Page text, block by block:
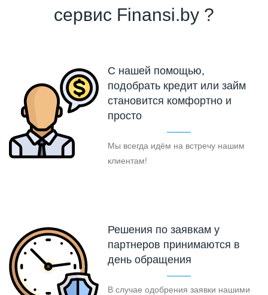
сервис Finansi.by ?
С нашей помощью,
подобрать кредит или займ
становится комфортно и
просто
Мы всегда идём на встречу нашим
клиентам!
Решения по заявкам у
партнеров принимаются в
день обращения
В случае одобрения заявки нашими